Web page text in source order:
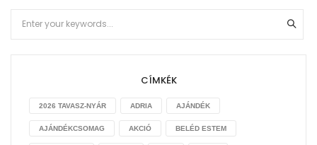
CÍMKÉK
2026 TAVASZ-NYÁR ADRIA AJÁNDÉK
AJÁNDÉKCSOMAG AKCIÓ BELÉD ESTEM